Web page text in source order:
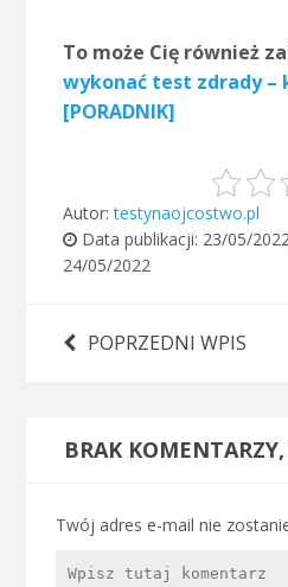
To może Cię również
wykonać test zdrady –
[PORADNIK]
Autor:testynaojcostwo.pl
Data publikacji: 23/05/
24/05/2022
POPRZEDNI WPIS
BRAK
Twój adres e-mail nie